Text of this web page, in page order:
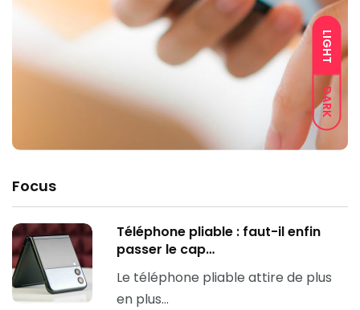
LIGHT
DARK
Focus
Téléphone pliable : faut-il enfin
passer le cap…
Le téléphone pliable attire de plus
en plus…